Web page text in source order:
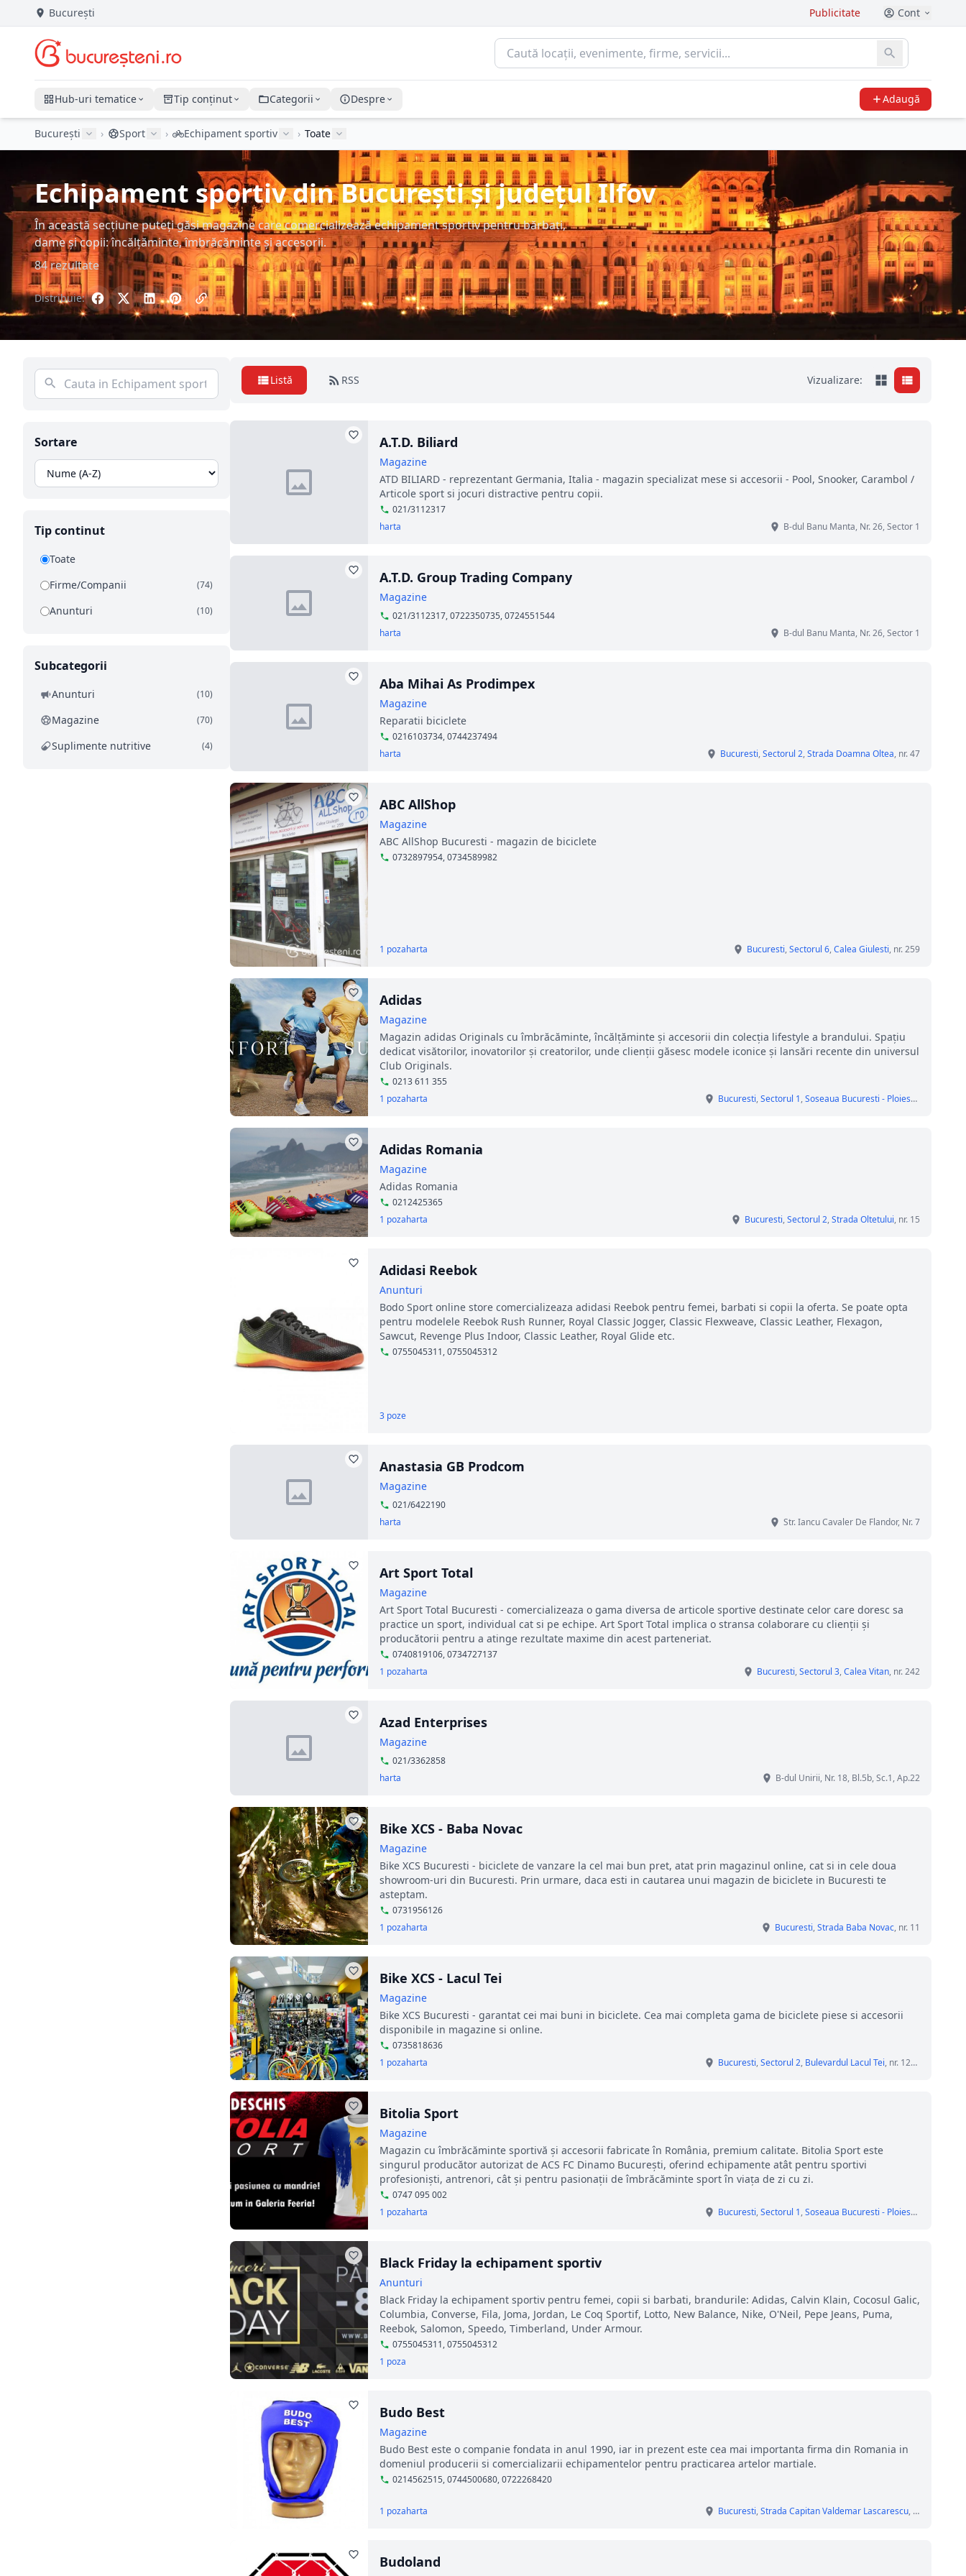
București Publicitate Cont
Hub-uri tematice Tip conținut Categorii Despre Adaugă
București › Sport › Echipament sportiv › Toate
Echipament sportiv din București și județul Ilfov
În această secțiune puteți găsi magazine care comercializează echipament sportiv pentru bărbați,
dame și copii: încălțăminte, îmbrăcăminte și accesorii.
84 rezultate
Distribuie:
Sortare
Tip continut
Toate
Firme/Companii
(74)
Anunturi (10)
Subcategorii
Anunturi (10)
Magazine (70)
Suplimente nutritive (4)
Listă RSS Vizualizare:
A.T.D. Biliard
Magazine
ATD BILIARD - reprezentant Germania, Italia - magazin specializat mese si accesorii - Pool, Snooker, Carambol /
Articole sport si jocuri distractive pentru copii.
021/3112317
harta
B-dul Banu Manta, Nr. 26, Sector 1
A.T.D. Group Trading Company
Magazine
021/3112317, 0722350735, 0724551544
harta
B-dul Banu Manta, Nr. 26, Sector 1
Aba Mihai As Prodimpex
Magazine
Reparatii biciclete
0216103734, 0744237494
harta
Bucuresti,Sectorul 2,Strada Doamna Oltea, nr. 47
ABC AllShop
Magazine
ABC AllShop Bucuresti - magazin de biciclete
0732897954, 0734589982
1 pozaharta Bucuresti,Sectorul 6,Calea Giulesti, nr. 259
Adidas
Magazine
Magazin adidas Originals cu îmbrăcăminte, încălțăminte și accesorii din colecția lifestyle a brandului. Spațiu
dedicat visătorilor, inovatorilor și creatorilor, unde clienții găsesc modele iconice și lansări recente din universul
Club Originals.
0213 611 355
1 pozaharta Bucuresti,Sectorul 1,Soseaua Bucuresti - Ploiesti , nr. 42 D,
Adidas Romania
Magazine
Adidas Romania
0212425365
1 pozaharta Bucuresti,Sectorul 2,Strada Oltetului, nr. 15
Adidasi Reebok
Anunturi
Bodo Sport online store comercializeaza adidasi Reebok pentru femei, barbati si copii la oferta. Se poate opta
pentru modelele Reebok Rush Runner, Royal Classic Jogger, Classic Flexweave, Classic Leather, Flexagon,
Sawcut, Revenge Plus Indoor, Classic Leather, Royal Glide etc.
0755045311, 0755045312
3 poze
Anastasia GB Prodcom
Magazine
021/6422190
harta
Str. Iancu Cavaler De Flandor, Nr. 7
Art Sport Total
Magazine
Art Sport Total Bucuresti - comercializeaza o gama diversa de articole sportive destinate celor care doresc sa
practice un sport, individual cat si pe echipe. Art Sport Total implica o stransa colaborare cu clienţii şi
producătorii pentru a atinge rezultate maxime din acest parteneriat.
0740819106, 0734727137
1 pozaharta Bucuresti,Sectorul 3,Calea Vitan, nr. 242
Azad Enterprises
Magazine
021/3362858
harta
B-dul Unirii, Nr. 18, Bl.5b, Sc.1, Ap.22
Bike XCS - Baba Novac
Magazine
Bike XCS Bucuresti - biciclete de vanzare la cel mai bun pret, atat prin magazinul online, cat si in cele doua
showroom-uri din Bucuresti. Prin urmare, daca esti in cautarea unui magazin de biciclete in Bucuresti te
asteptam.
0731956126
1 pozaharta Bucuresti,Strada Baba Novac, nr. 11
Bike XCS - Lacul Tei
Magazine
Bike XCS Bucuresti - garantat cei mai buni in biciclete. Cea mai completa gama de biciclete piese si accesorii
disponibile in magazine si online.
0735818636
1 pozaharta Bucuresti,Sectorul 2, Bulevardul Lacul Tei, nr. 126-128
Bitolia Sport
Magazine
Magazin cu îmbrăcăminte sportivă și accesorii fabricate în România, premium calitate. Bitolia Sport este
singurul producător autorizat de ACS FC Dinamo București, oferind echipamente atât pentru sportivi
profesioniști, antrenori, cât și pentru pasionații de îmbrăcăminte sport în viața de zi cu zi.
0747 095 002
1 pozaharta Bucuresti,Sectorul 1,Soseaua Bucuresti - Ploiesti , nr. 42 D,
Black Friday la echipament sportiv
Anunturi
Black Friday la echipament sportiv pentru femei, copii si barbati, brandurile: Adidas, Calvin Klain, Cocosul Galic,
Columbia, Converse, Fila, Joma, Jordan, Le Coq Sportif, Lotto, New Balance, Nike, O'Neil, Pepe Jeans, Puma,
Reebok, Salomon, Speedo, Timberland, Under Armour.
0755045311, 0755045312
1 poza
Budo Best
Magazine
Budo Best este o companie fondata in anul 1990, iar in prezent este cea mai importanta firma din Romania in
domeniul producerii si comercializarii echipamentelor pentru practicarea artelor martiale.
0214562515, 0744500680, 0722268420
1 pozaharta Bucuresti,Strada Capitan Valdemar Lascarescu, nr. 4
Budoland